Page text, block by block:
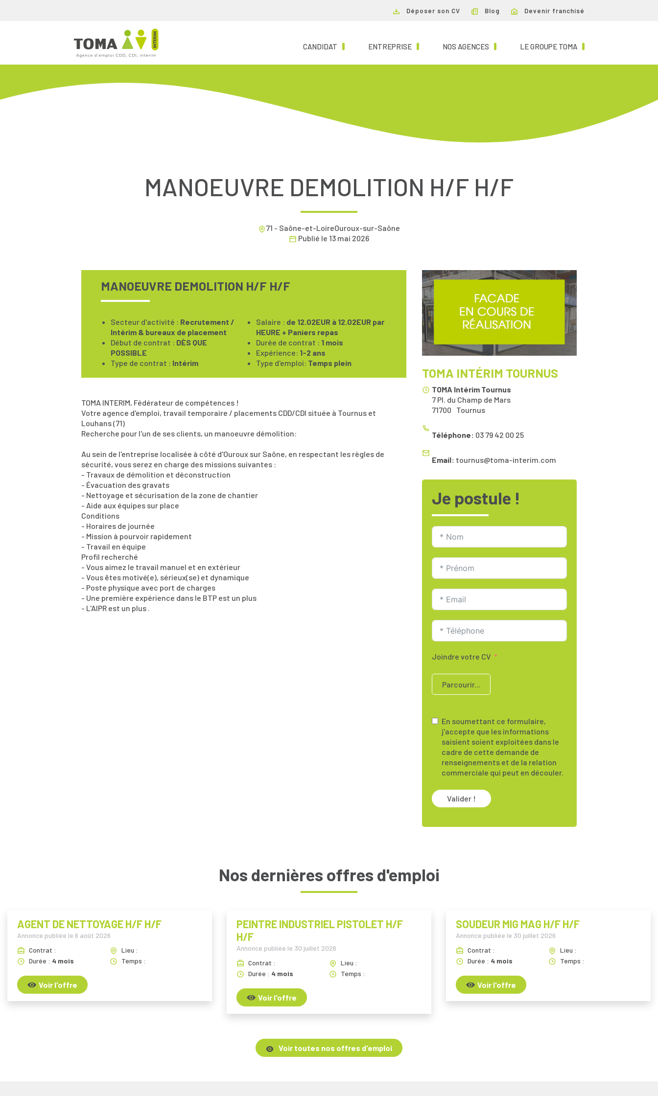
Déposer son CV Blog Devenir franchisé
CANDIDAT (CURRENT)ENTREPRISE(CURRENT)NOS AGENCES (CURRENT)LE GROUPE TOMA (CURRENT)
MANOEUVRE DEMOLITION H/F H/F
71 - Saône-et-LoireOuroux-sur-Saône
Publié le 13 mai 2026
MANOEUVRE DEMOLITION H/F H/F
Secteur d'activité : Recrutement /
Intérim & bureaux de placement
Début de contrat : DÈS QUE
POSSIBLE
Type de contrat : Intérim
Salaire : de 12.02EUR à 12.02EUR par
HEURE + Paniers repas
Durée de contrat : 1 mois
Expérience: 1-2 ans
Type d'emploi: Temps plein
TOMA INTERIM, Fédérateur de compétences !
Votre agence d'emploi, travail temporaire / placements CDD/CDI située à Tournus et
Louhans (71)
Recherche pour l'un de ses clients, un manoeuvre démolition:
Au sein de l'entreprise localisée à côté d'Ouroux sur Saône, en respectant les règles de
sécurité, vous serez en charge des missions suivantes :
- Travaux de démolition et déconstruction
- Évacuation des gravats
- Nettoyage et sécurisation de la zone de chantier
- Aide aux équipes sur place
Conditions
- Horaires de journée
- Mission à pourvoir rapidement
- Travail en équipe
Profil recherché
- Vous aimez le travail manuel et en extérieur
- Vous êtes motivé(e), sérieux(se) et dynamique
- Poste physique avec port de charges
- Une première expérience dans le BTP est un plus
- L'AIPR est un plus .
TOMA INTÉRIM TOURNUS
TOMA Intérim Tournus
7 Pl. du Champ de Mars
Tournus
71700
Téléphone: 03 79 42 00 25
Email: tournus@toma-interim.com
Je postule !
Joindre votre CV
Parcourir...
En soumettant ce formulaire,
j'accepte que les informations
saisient soient exploitées dans le
cadre de cette demande de
renseignements et de la relation
commerciale qui peut en découler.
Valider !
Nos dernières offres d'emploi
AGENT DE NETTOYAGE H/F H/F
Annonce publiée le 6 août 2026
Contrat :
Lieu :
Durée : 4 mois Temps :
Voir l'offre
PEINTRE INDUSTRIEL PISTOLET H/F
H/F
Annonce publiée le 30 juillet 2026
Contrat :
Lieu :
Durée : 4 mois Temps :
Voir l'offre
SOUDEUR MIG MAG H/F H/F
Annonce publiée le 30 juillet 2026
Contrat :
Lieu :
Durée : 4 mois Temps :
Voir l'offre
Voir toutes nos offres d'emploi